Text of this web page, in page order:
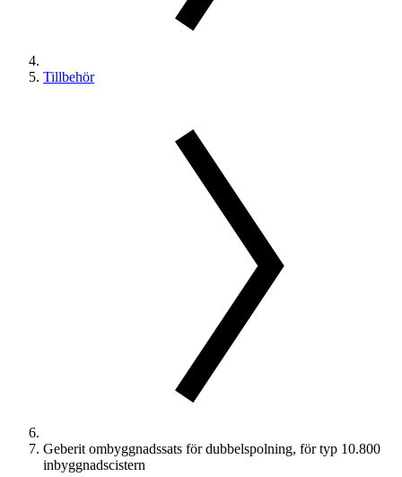
Tillbehör
Geberit ombyggnadssats för dubbelspolning, för typ 10.800
inbyggnadscistern